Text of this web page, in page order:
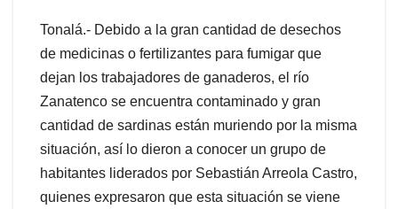
Tonalá.- Debido a la gran cantidad de desechos
de medicinas o fertilizantes para fumigar que
dejan los trabajadores de ganaderos, el río
Zanatenco se encuentra contaminado y gran
cantidad de sardinas están muriendo por la misma
situación, así lo dieron a conocer un grupo de
habitantes liderados por Sebastián Arreola Castro,
quienes expresaron que esta situación se viene